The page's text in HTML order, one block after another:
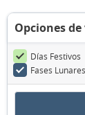
Opciones
Días Festivos
Fases Lunares